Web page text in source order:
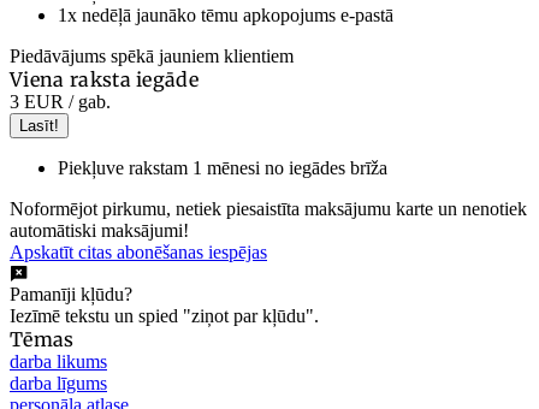
1x nedēļā jaunāko tēmu apkopojums e-pastā
Piedāvājums spēkā jauniem klientiem
Viena raksta iegāde
3 EUR / gab.
Lasīt!
Piekļuve rakstam 1 mēnesi no iegādes brīža
Noformējot pirkumu, netiek piesaistīta maksājumu karte un nenotiek
automātiski maksājumi!
Apskatīt citas abonēšanas iespējas
Pamanīji kļūdu?
Iezīmē tekstu un spied "ziņot par kļūdu".
Tēmas
darba likums
darba līgums
personāla atlase